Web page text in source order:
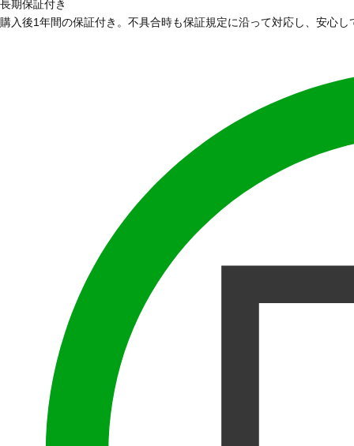
長期保証付き
購入後1年間の保証付き。不具合時も保証規定に沿って対応し、安心